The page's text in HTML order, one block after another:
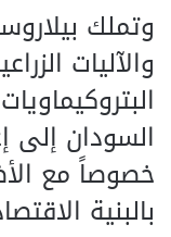
وتملك
والآليات
السودان إلى
خصوصاً مع
بالبنية